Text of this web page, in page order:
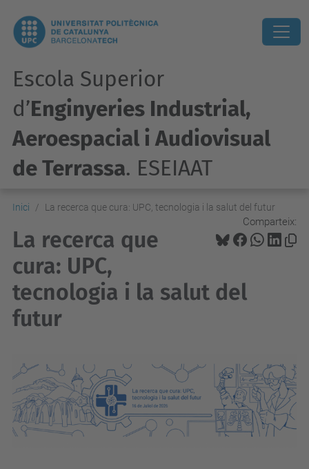
Escola Superior
d’Enginyeries Industrial,
Aeroespacial i Audiovisual
de Terrassa. ESEIAAT
Inici La recerca que cura: UPC, tecnologia i la salut del futur
Comparteix:
La recerca que
cura: UPC,
tecnologia i la salut del
futur